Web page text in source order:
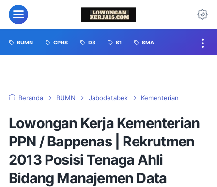
BUMN CPNS D3 S1 SMA
Beranda BUMN Jabodetabek Kementerian
Lowongan Kerja Kementerian
PPN / Bappenas | Rekrutmen
2013 Posisi Tenaga Ahli
Bidang Manajemen Data